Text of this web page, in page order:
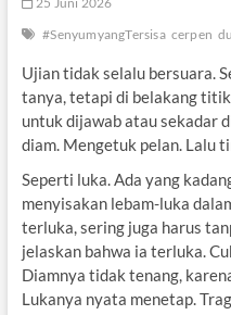
#SenyumyangTersisa cerpen
Ujian tidak selalu bersuara.
tanya, tetapi di belakang
untuk dijawab atau sekadar
diam. Mengetuk pelan. Lalu
Seperti luka. Ada yang
menyisakan lebam-luka
terluka, sering juga harus
jelaskan bahwa ia terluka.
Diamnya tidak tenang,
Lukanya nyata menetap.